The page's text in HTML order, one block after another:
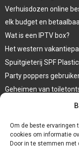
Om de beste ervaringen
cookies om informatie
Door in te stemmen
Verhuisdozen online
elk budget en
Wat is een IPTV box?
Het western
Spuitgieterij SPF
Party poppers
Geheimen van
Vormen van